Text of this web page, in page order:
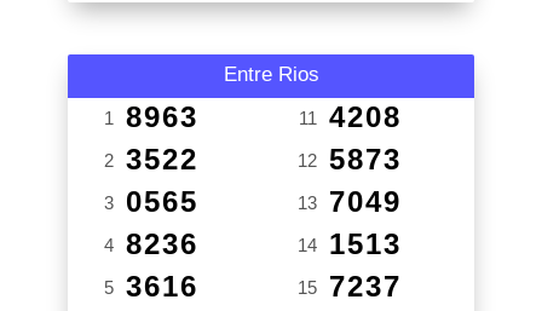
Entre Rios
1 8963
2 3522
3 0565
4 8236
5 3616
11 4208
12 5873
13 7049
14 1513
15 7237